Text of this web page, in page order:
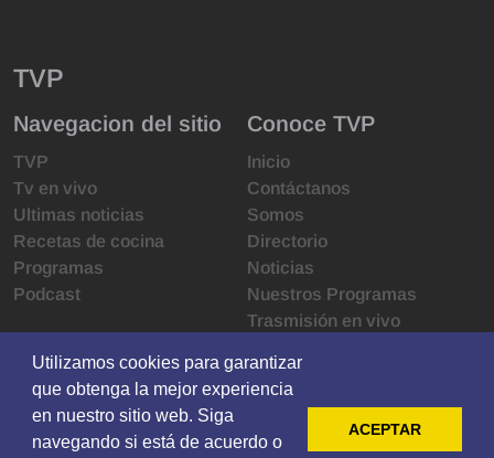
TVP
Navegacion del sitio
TVP
Tv en vivo
Ultimas noticias
Recetas de cocina
Programas
Podcast
Conoce TVP
Inicio
Contáctanos
Somos
Directorio
Noticias
Nuestros Programas
Trasmisión en vivo
Derechos de las audiencias
Código de ética
Redes sociales
Utilizamos cookies para garantizar
que obtenga la mejor experiencia
en nuestro sitio web. Siga
navegando si está de acuerdo o
ACEPTAR
Utilizamos cookies para garantizar
que obtenga la mejor experiencia
en nuestro sitio web. Siga
navegando si está de acuerdo o
ACEPTAR